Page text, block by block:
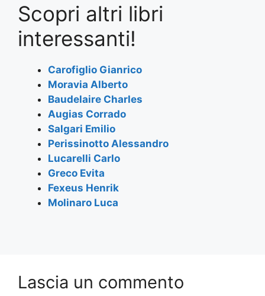
c
e
b
o
o
k
itt
er
at
s
A
p
p
e
gr
a
m
ai
l
ar
Scopri altri libri
interessanti!
Carofiglio Gianrico
Moravia Alberto
Baudelaire Charles
Augias Corrado
Salgari Emilio
Perissinotto Alessandro
Lucarelli Carlo
Greco Evita
Fexeus Henrik
Molinaro Luca
Lascia un commento